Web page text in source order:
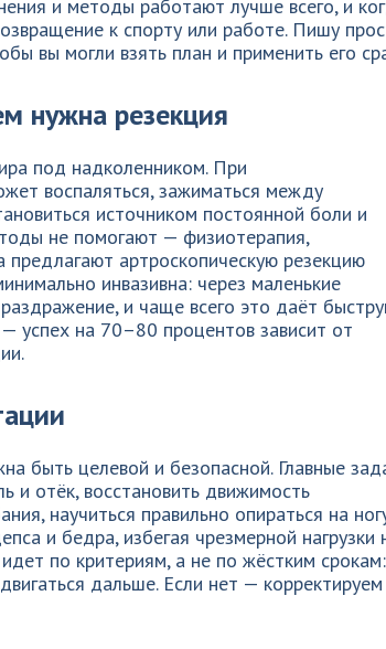
и методы работают лучше всего, и
к спорту или работе. Пишу
вы могли взять план и применить его
нужна резекция
под надколенником. При
воспаляться, зажиматься между
источником постоянной боли и
не помогают — физиотерапия,
артроскопическую резекцию
инвазивна: через маленькие
и чаще всего это даёт
успех на 70–80 процентов зависит от
быть целевой и безопасной. Главные
и отёк, восстановить движимость
научиться правильно опираться на
и бедра, избегая чрезмерной нагрузки
по критериям, а не по жёстким срокам:
дальше. Если нет — корректируем